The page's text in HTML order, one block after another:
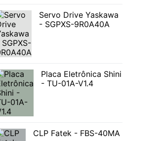
Servo Drive Yaskawa
- SGPXS-9R0A40A
Placa Eletrônica Shini
- TU-01A-V1.4
CLP Fatek - FBS-40MA